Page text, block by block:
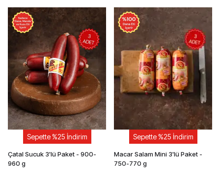
Sepette %25 İndirim
Çatal Sucuk 3'lü Paket - 900-
960 g
Sepette %25 İndirim
Macar Salam Mini 3'lü Paket -
750-770 g